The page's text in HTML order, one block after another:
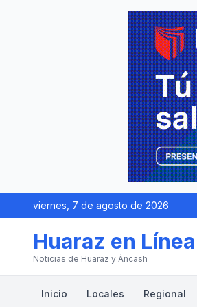
viernes, 7 de agosto de 2026
Huaraz en Línea
Noticias de Huaraz y Áncash
Inicio Locales Regional